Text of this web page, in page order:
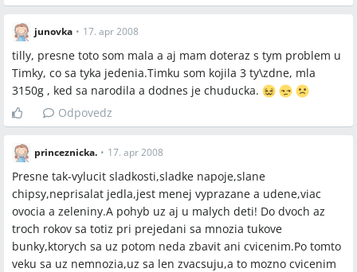
junovka • 17. apr 2008
tilly, presne toto som mala a aj mam doteraz s tym problem u
Timky, co sa tyka jedenia.Timku som kojila 3 ty\zdne, mla
3150g , ked sa narodila a dodnes je chuducka.
Odpovedz
princeznicka. • 17. apr 2008
Presne tak-vylucit sladkosti,sladke napoje,slane
chipsy,neprisalat jedla,jest menej vyprazane a udene,viac
ovocia a zeleniny.A pohyb uz aj u malych deti! Do dvoch az
troch rokov sa totiz pri prejedani sa mnozia tukove
bunky,ktorych sa uz potom neda zbavit ani cvicenim.Po tomto
veku sa uz nemnozia,uz sa len zvacsuju,a to mozno cvicenim